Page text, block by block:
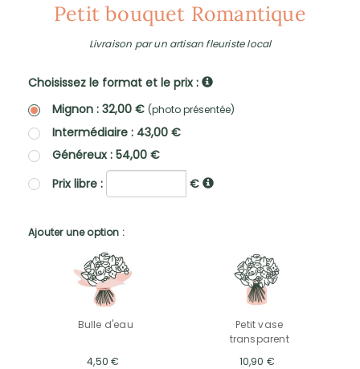
Petit bouquet Romantique
Livraison par un artisan fleuriste local
Choisissez le format et le prix :
Mignon : 32,00 € (photo présentée)
Intermédiaire : 43,00 €
Généreux : 54,00 €
Prix libre :
€
Ajouter une option :
Bulle d'eau
4,50 €
Petit vase
transparent
10,90 €